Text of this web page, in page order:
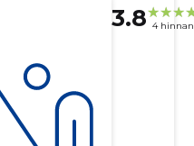
3.8 4